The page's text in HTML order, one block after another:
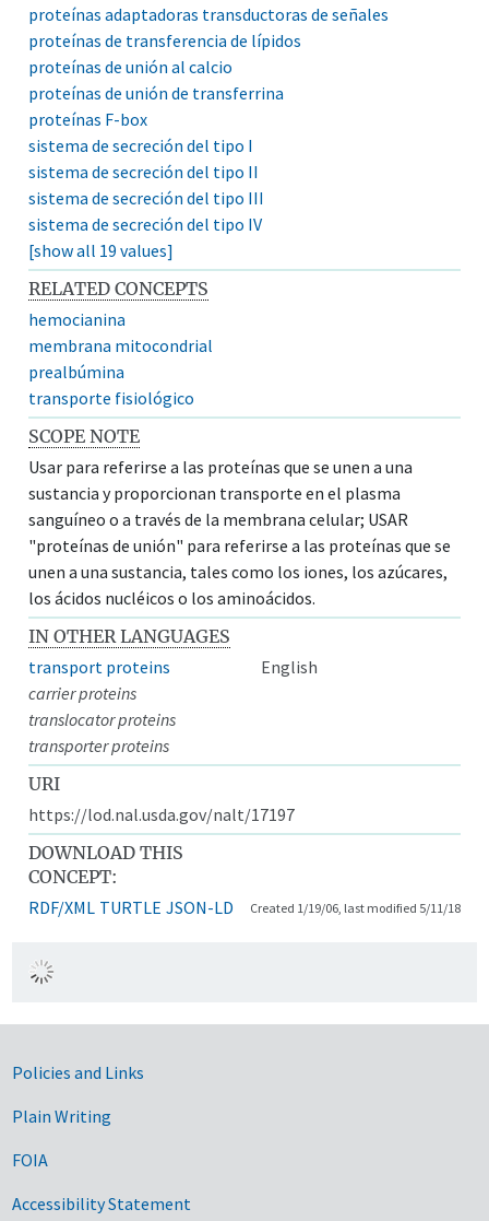
proteínas adaptadoras transductoras de señales
proteínas de transferencia de lípidos
proteínas de unión al calcio
proteínas de unión de transferrina
proteínas F-box
sistema de secreción del tipo I
sistema de secreción del tipo II
sistema de secreción del tipo III
sistema de secreción del tipo IV
[show all 19 values]
RELATED CONCEPTS
hemocianina
membrana mitocondrial
prealbúmina
transporte fisiológico
SCOPE NOTE
Usar para referirse a las proteínas que se unen a una
sustancia y proporcionan transporte en el plasma
sanguíneo o a través de la membrana celular; USAR
"proteínas de unión" para referirse a las proteínas que se
unen a una sustancia, tales como los iones, los azúcares,
los ácidos nucléicos o los aminoácidos.
IN OTHER LANGUAGES
transport proteins
English
carrier proteins
translocator proteins
transporter proteins
URI
https://lod.nal.usda.gov/nalt/17197
DOWNLOAD THIS
CONCEPT:
RDF/XML TURTLE JSON-LD Created 1/19/06, last modified 5/11/18
Government Links
Policies and Links
Plain Writing
FOIA
Accessibility Statement